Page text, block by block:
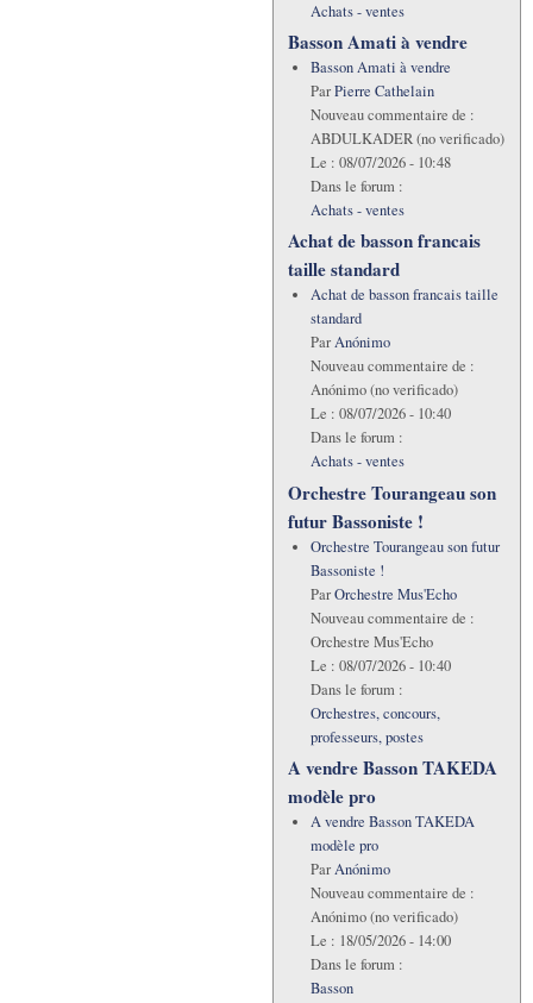
Achats - ventes
Basson Amati à vendre
Basson Amati à vendre
ParPierre Cathelain
Nouveau commentaire de :
ABDULKADER (no verificado)
Le : 08/07/2026 - 10:48
Dans le forum :
Achats - ventes
Achat de basson francais
taille standard
Achat de basson francais taille
standard
ParAnónimo
Nouveau commentaire de :
Anónimo (no verificado)
Le : 08/07/2026 - 10:40
Dans le forum :
Achats - ventes
Orchestre Tourangeau son
futur Bassoniste !
Orchestre Tourangeau son futur
Bassoniste !
ParOrchestre Mus'Echo
Nouveau commentaire de :
Orchestre Mus'Echo
Le : 08/07/2026 - 10:40
Dans le forum :
Orchestres, concours,
professeurs, postes
A vendre Basson TAKEDA
modèle pro
A vendre Basson TAKEDA
modèle pro
ParAnónimo
Nouveau commentaire de :
Anónimo (no verificado)
Le : 18/05/2026 - 14:00
Dans le forum :
Basson